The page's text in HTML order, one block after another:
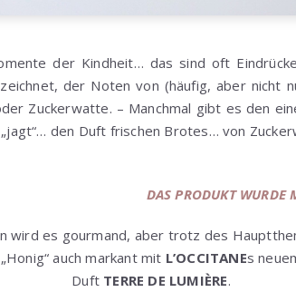
der Kindheit… das sind oft
der Noten von (häufig, aber nicht
Zuckerwatte. – Manchmal gibt es den
den Duft frischen Brotes… von
DAS PRODUKT WURDE
wird es gourmand, aber trotz des
„Honig“ auch markant mit L’OCCITANEs
Duft TERRE DE LUMIÈRE.